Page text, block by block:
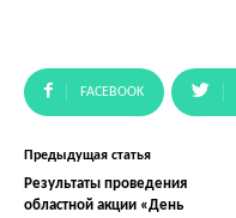
FACEBOOK
Предыдущая статья
Результаты проведения
областной акции «День